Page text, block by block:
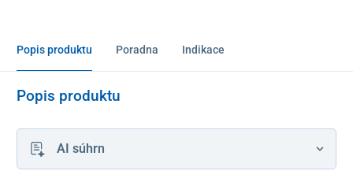
Popis produktu Poradna Indikace
Popis produktu
AI súhrn